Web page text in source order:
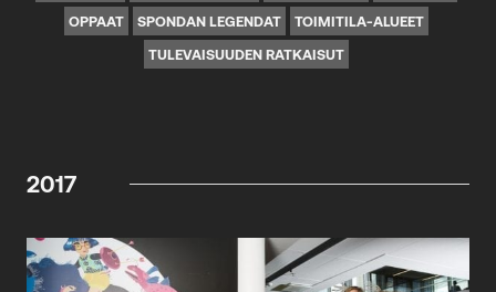
OPPAAT
SPONDAN LEGENDAT
TOIMITILA-ALUEET
TULEVAISUUDEN RATKAISUT
2017